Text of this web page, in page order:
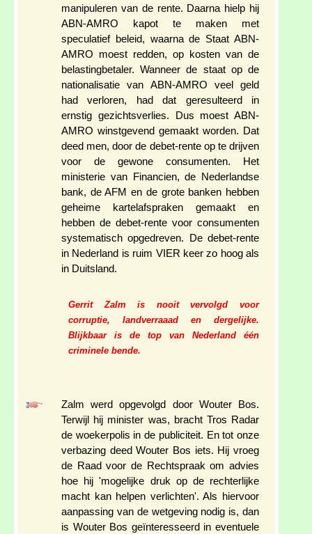
manipuleren van de rente. Daarna hielp hij
ABN-AMRO kapot te maken met
speculatief beleid, waarna de Staat ABN-
AMRO moest redden, op kosten van de
belastingbetaler. Wanneer de staat op de
nationalisatie van ABN-AMRO veel geld
had verloren, had dat geresulteerd in
ernstig gezichtsverlies. Dus moest ABN-
AMRO winstgevend gemaakt worden. Dat
deed men, door de debet-rente op te drijven
voor de gewone consumenten. Het
ministerie van Financien, de Nederlandse
bank, de AFM en de grote banken hebben
geheime kartelafspraken gemaakt en
hebben de debet-rente voor consumenten
systematisch opgedreven. De debet-rente
in Nederland is ruim VIER keer zo hoog als
in Duitsland.
Gerrit Zalm is nooit vervolgd voor
corruptie, landverraaad en dergelijke.
Blijkbaar is de top van Nederland één
criminele bende.
Zalm werd opgevolgd door Wouter Bos.
Terwijl hij minister was, bracht Tros Radar
de woekerpolis in de publiciteit. En tot onze
verbazing deed Wouter Bos iets. Hij vroeg
de Raad voor de Rechtspraak om advies
hoe hij 'mogelijke druk op de rechterlijke
macht kan helpen verlichten'. Als hiervoor
aanpassing van de wetgeving nodig is, dan
is Wouter Bos geïnteresseerd in eventuele